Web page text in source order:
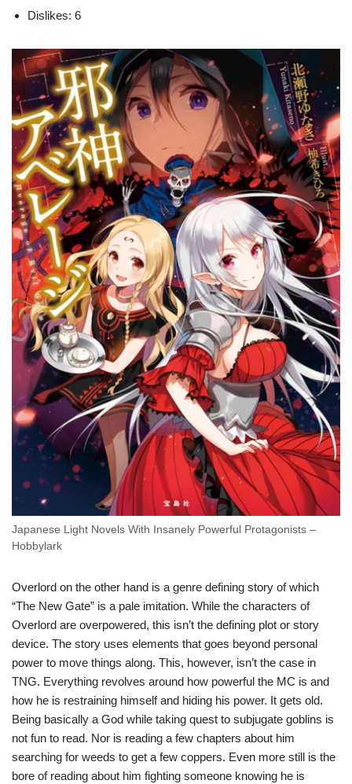
Dislikes: 6
Japanese Light Novels With Insanely Powerful Protagonists –
Hobbylark
Overlord on the other hand is a genre defining story of which
“The New Gate” is a pale imitation. While the characters of
Overlord are overpowered, this isn’t the defining plot or story
device. The story uses elements that goes beyond personal
power to move things along. This, however, isn’t the case in
TNG. Everything revolves around how powerful the MC is and
how he is restraining himself and hiding his power. It gets old.
Being basically a God while taking quest to subjugate goblins is
not fun to read. Nor is reading a few chapters about him
searching for weeds to get a few coppers. Even more still is the
bore of reading about him fighting someone knowing he is